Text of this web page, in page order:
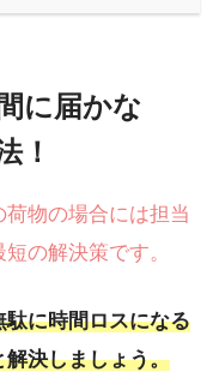
に届かな
！
物の場合には担当
の解決策です。
に時間ロスになる
決しましょう。